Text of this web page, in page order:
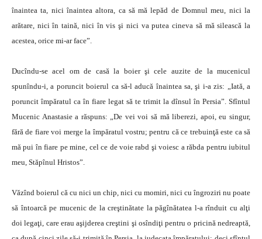
înaintea ta, nici înaintea altora, ca să mă lepăd de Domnul meu, nici la
arătare, nici în taină, nici în vis şi nici va putea cineva să mă silească la
acestea, orice mi-ar face”.
Ducîndu-se acel om de casă la boier şi cele auzite de la mucenicul
spunîndu-i, a poruncit boierul ca să-l aducă înaintea sa, şi i-a zis: „Iată, a
poruncit împăratul ca în fiare legat să te trimit la dînsul în Persia”. Sfîntul
Mucenic Anastasie a răspuns: „De vei voi să mă liberezi, apoi, eu singur,
fără de fiare voi merge la împăratul vostru; pentru că ce trebuinţă este ca să
mă pui în fiare pe mine, cel ce de voie rabd şi voiesc a răbda pentru iubitul
meu, Stăpînul Hristos”.
Văzînd boierul că cu nici un chip, nici cu momiri, nici cu îngroziri nu poate
să întoarcă pe mucenic de la creştinătate la păgînătatea l-a rînduit cu alţi
doi legaţi, care erau aşijderea creştini şi osîndiţi pentru o pricină nedreaptă,